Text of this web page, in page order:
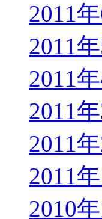
2011
2011
2011
2011
2011
2011
2010